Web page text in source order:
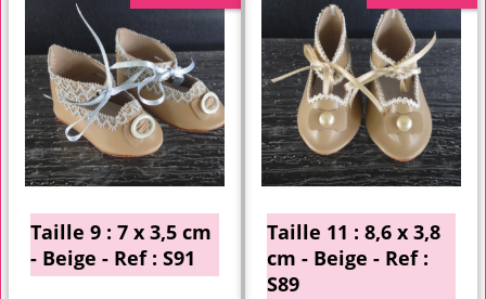
Taille 9 : 7 x 3,5 cm
- Beige - Ref : S91
Taille 11 : 8,6 x 3,8
cm - Beige - Ref :
S89